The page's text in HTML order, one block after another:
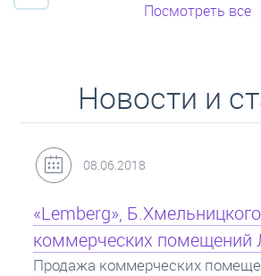
Посмотреть все
Новости и
31.05.2018
Кредит под залог
ипотека
Ипотека на квартиру - кредит